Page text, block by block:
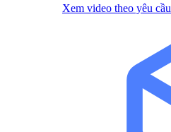
Xem video theo yêu cầu